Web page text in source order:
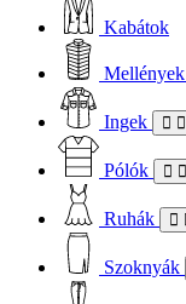
Kabátok
Mellények
Ingek
Pólók
Ruhák
Szoknyák